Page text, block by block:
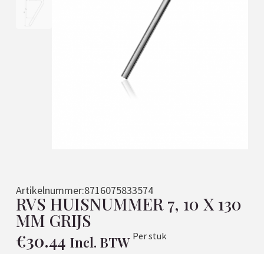
Artikelnummer:8716075833574
RVS HUISNUMMER 7, 10 X 130
MM GRIJS
€30.44 Incl. BTW Per stuk